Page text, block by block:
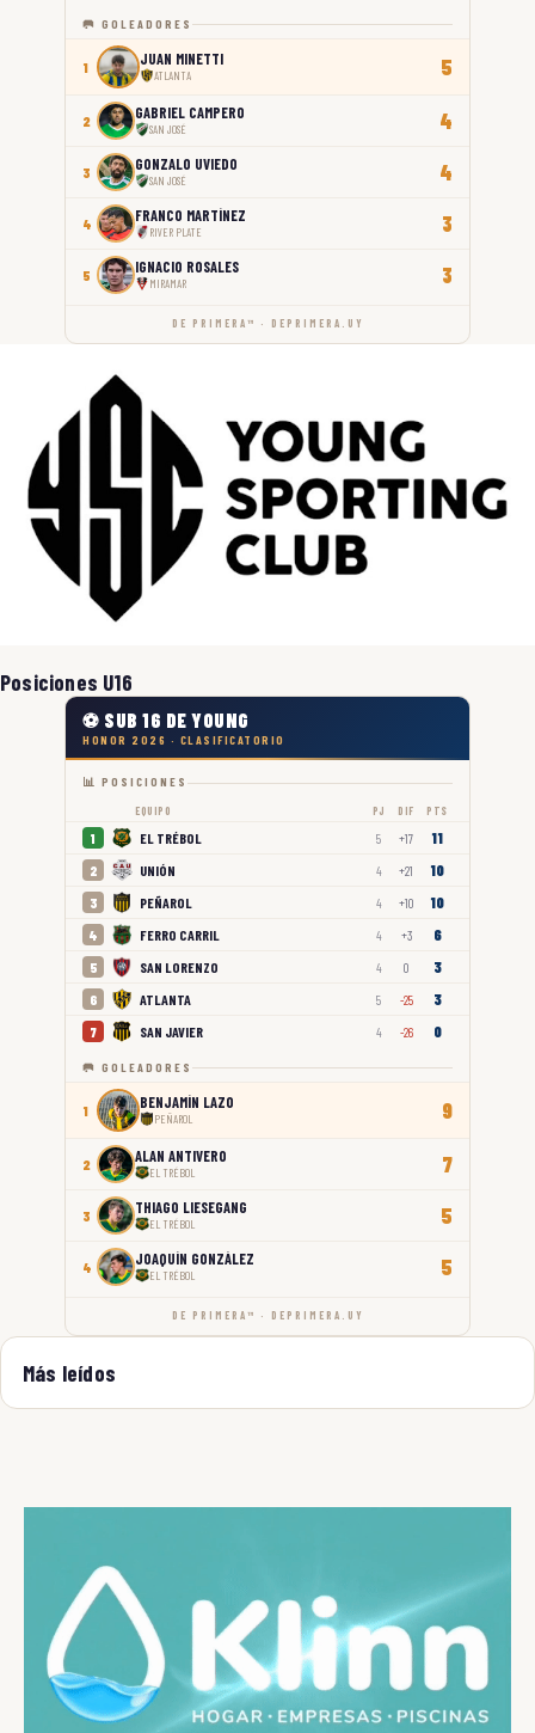
🥅 GOLEADORES
1 JUAN MINETTI
ATLANTA 5
2 GABRIEL CAMPERO
SAN JOSÉ 4
3 GONZALO UVIEDO
SAN JOSÉ 4
4 FRANCO MARTÍNEZ
RIVER PLATE 3
5 IGNACIO ROSALES
MIRAMAR 3
DE PRIMERA™ · DEPRIMERA.UY
Posiciones U16
⚽ SUB 16 DE YOUNG
HONOR 2026 · CLASIFICATORIO
📊 POSICIONES
EQUIPO PJ DIF PTS
1 EL TRÉBOL 5 +17 11
2 UNIÓN 4 +21 10
3 PEÑAROL 4 +10 10
4 FERRO CARRIL 4 +3 6
5 SAN LORENZO 4 0 3
6 ATLANTA 5 -25 3
7 SAN JAVIER 4 -26 0
🥅 GOLEADORES
1 BENJAMÍN LAZO
PEÑAROL 9
2 ALAN ANTIVERO
EL TRÉBOL 7
3 THIAGO LIESEGANG
EL TRÉBOL 5
4 JOAQUÍN GONZÁLEZ
EL TRÉBOL 5
DE PRIMERA™ · DEPRIMERA.UY
Más leídos